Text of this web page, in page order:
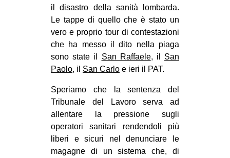
il disastro della sanità lombarda.
Le tappe di quello che è stato un
vero e proprio tour di contestazioni
che ha messo il dito nella piaga
sono state il San Raffaele, il San
Paolo, il San Carlo e ieri il PAT.
Speriamo che la sentenza del
Tribunale del Lavoro serva ad
allentare la pressione sugli
operatori sanitari rendendoli più
liberi e sicuri nel denunciare le
magagne di un sistema che, di